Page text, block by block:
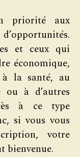
priorité aux
et ceux qui
économique,
à la santé, au
à d’autres
à ce type
si vous vous
votre
bienvenue.